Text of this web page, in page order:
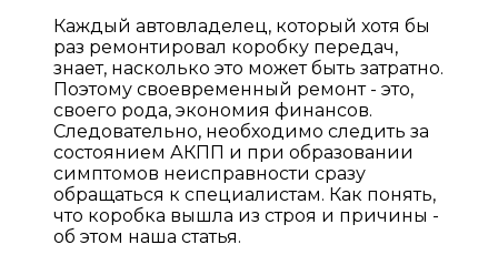
Каждый автовладелец, который хотя бы
раз ремонтировал коробку передач,
знает, насколько это может быть затратно.
Поэтому своевременный ремонт - это,
своего рода, экономия финансов.
Следовательно, необходимо следить за
состоянием АКПП и при образовании
симптомов неисправности сразу
обращаться к специалистам. Как понять,
что коробка вышла из строя и причины -
об этом наша статья.